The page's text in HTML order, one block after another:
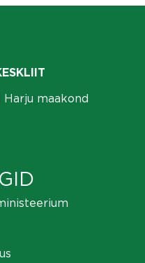
Harju maakond